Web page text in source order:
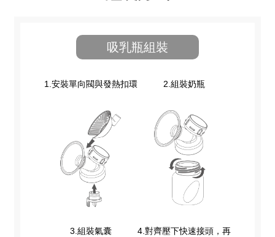
吸乳瓶組裝
1.安裝單向閥與發熱扣環 2.組裝奶瓶
3.組裝氣囊
4.對齊壓下快速接頭，再